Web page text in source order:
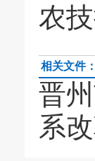
农
相关文件：
晋
系